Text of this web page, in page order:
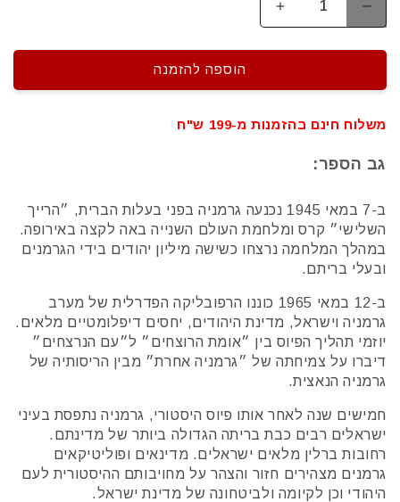
הפחתת
כמות
עבור
אחרת
הגדלת
כמות
עבור
גרמניה,
אחרת
הוספה להזמנה
משלוח חינם בהזמנות מ-199 ש"ח
גב הספר:
ב-7 במאי 1945 נכנעה גרמניה בפני בעלות הברית, ״הרייך
השלישי״ קרס ומלחמת העולם השנייה באה לקצה באירופה.
במהלך המלחמה נרצחו כשישה מיליון יהודים בידי הגרמנים
ובעלי בריתם.
ב-12 במאי 1965 כוננו הרפובליקה הפדרלית של מערב
גרמניה וישראל, מדינת היהודים, יחסים דיפלומטיים מלאים.
יוזמי תהליך הפיוס בין ״אומת הרוצחים״ ל״עם הנרצחים״
דיברו על צמיחתה של ״גרמניה אחרת״ מבין הריסותיה של
גרמניה הנאצית.
חמישים שנה לאחר אותו פיוס היסטורי, גרמניה נתפסת בעיני
ישראלים רבים כבת בריתה הגדולה ביותר של מדינתם.
רחובות ברלין מלאים ישראלים. מדינאים ופוליטיקאים
גרמנים מצהירים חזור והצהר על מחויבותם ההיסטורית לעם
היהודי וכן לקיומה ולביטחונה של מדינת ישראל.